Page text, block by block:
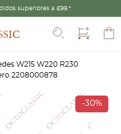
superiores a £99.*
W215 W220 R230
2208000878
-30%